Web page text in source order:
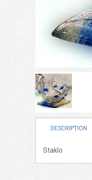
DESCRIPTION
Staklo